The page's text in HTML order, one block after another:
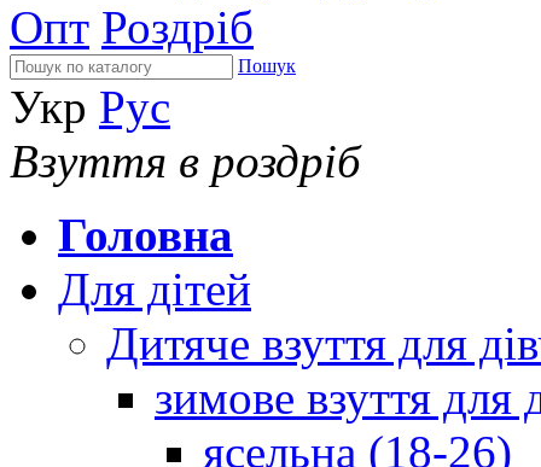
Опт Роздріб
Пошук
Укр Рус
Взуття в роздріб
Головна
Для дітей
Дитяче взуття для
зимове взуття для
ясельна (18-26)